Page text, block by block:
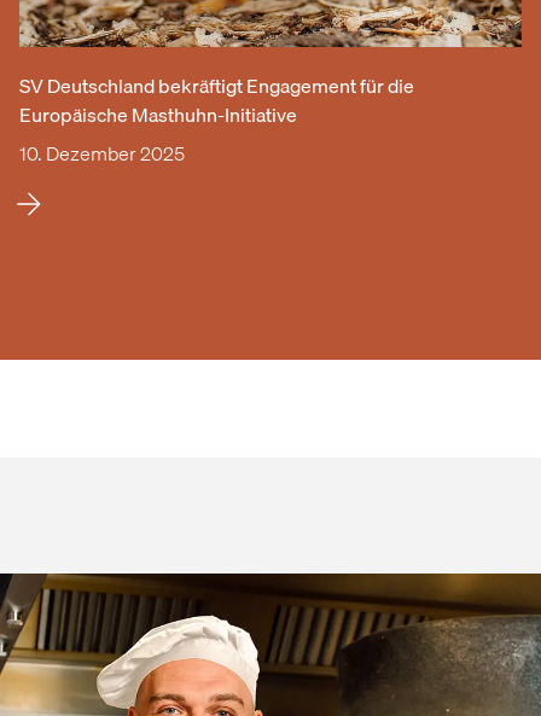
SV Deutschland bekräftigt Engagement für die
Europäische Masthuhn-Initiative
10. Dezember 2025